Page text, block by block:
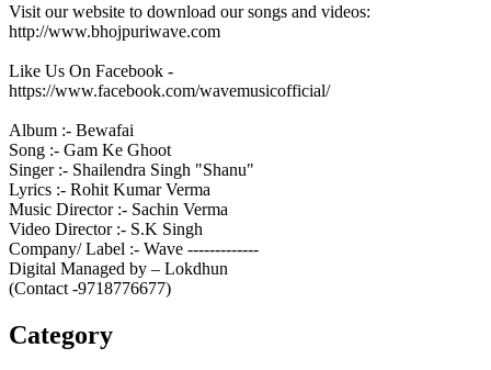
Visit our website to download our songs and videos:
http://www.bhojpuriwave.com
Like Us On Facebook -
https://www.facebook.com/wavemusicofficial/
Album :- Bewafai
Song :- Gam Ke Ghoot
Singer :- Shailendra Singh "Shanu"
Lyrics :- Rohit Kumar Verma
Music Director :- Sachin Verma
Video Director :- S.K Singh
Company/ Label :- Wave -------------
Digital Managed by – Lokdhun
(Contact -9718776677)
Category